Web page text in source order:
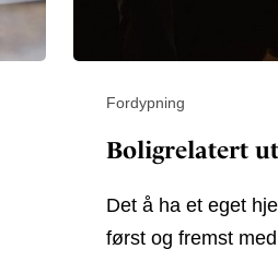
Fordypning
Boligrelatert
Det å ha et eget
først og fremst